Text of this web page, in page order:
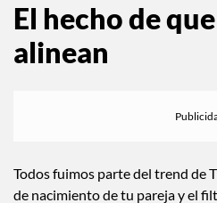
El hecho de
alinean
Todos fuimos parte del trend de
de nacimiento de tu pareja y el